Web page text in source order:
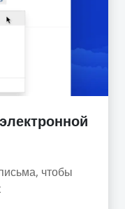
чтобы